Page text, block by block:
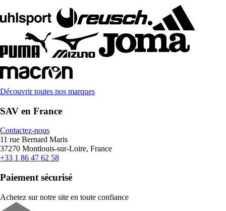
Découvrir toutes nos marques
SAV en France
Contactez-nous
11 rue Bernard Maris
37270 Montlouis-sur-Loire, France
+33 1 86 47 62 58
Paiement sécurisé
Achetez sur notre site en toute confiance